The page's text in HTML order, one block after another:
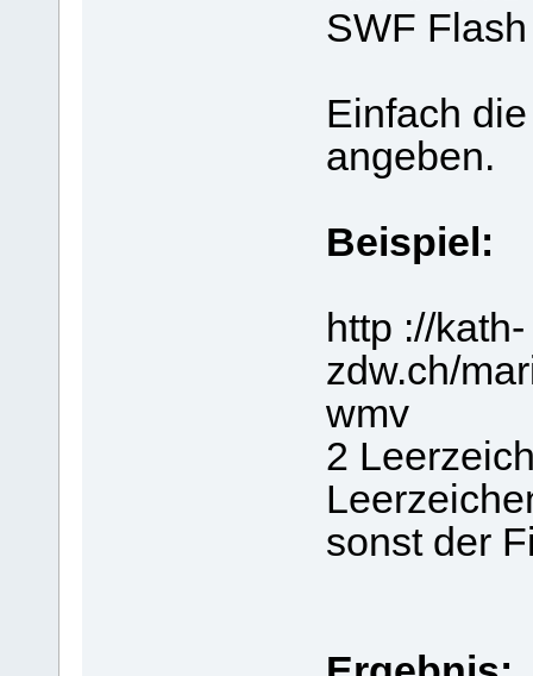
SWF
Einfach
angeben.
Beispiel:
http ://kath-
zdw.ch/
wmv
2
sonst der